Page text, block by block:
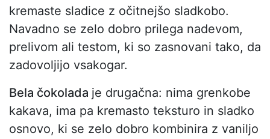
kremaste sladice z očitnejšo sladkobo.
Navadno se zelo dobro prilega nadevom,
prelivom ali testom, ki so zasnovani tako, da
zadovoljijo vsakogar.
Bela čokolada je drugačna: nima grenkobe
kakava, ima pa kremasto teksturo in sladko
osnovo, ki se zelo dobro kombinira z vaniljo